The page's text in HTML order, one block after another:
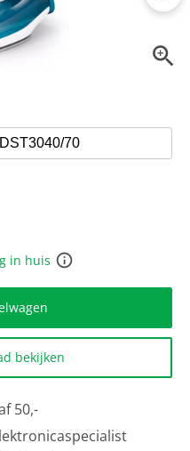
in huis
bekijken
50,-